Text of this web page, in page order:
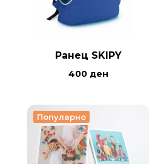
Ранец SKIPY
400 ден
Популарно